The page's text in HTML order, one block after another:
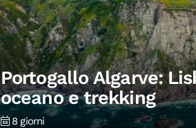
Portogallo Algarve:
oceano e trekking
8 giorni